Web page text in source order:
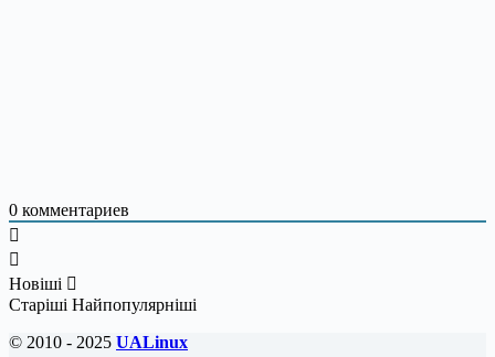
0 комментариев
Новіші
Старіші Найпопулярніші
© 2010 - 2025 UALinux